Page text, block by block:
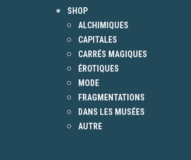
SHOP
ALCHIMIQUES
CAPITALES
CARRÉS MAGIQUES
ÉROTIQUES
MODE
FRAGMENTATIONS
DANS LES MUSÉES
AUTRE